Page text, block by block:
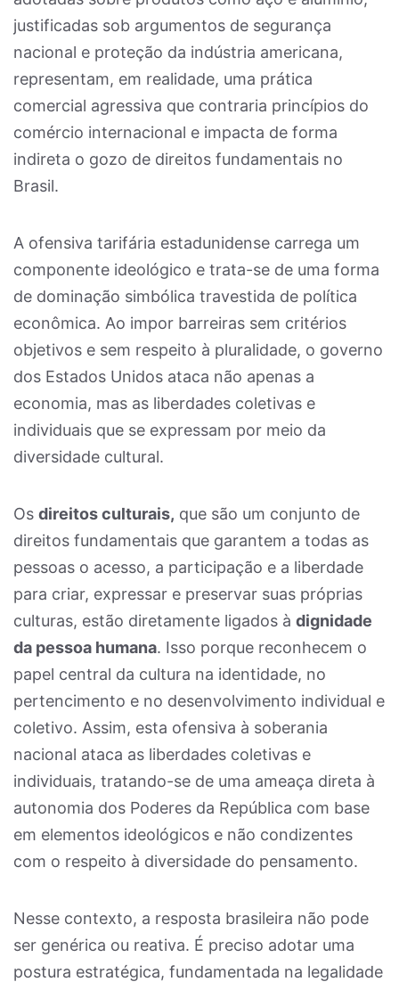
justificadas sob argumentos de segurança
nacional e proteção da indústria americana,
representam, em realidade, uma prática
comercial agressiva que contraria princípios do
comércio internacional e impacta de forma
indireta o gozo de direitos fundamentais no
Brasil.
A ofensiva tarifária estadunidense carrega um
componente ideológico e trata-se de uma forma
de dominação simbólica travestida de política
econômica. Ao impor barreiras sem critérios
objetivos e sem respeito à pluralidade, o governo
dos Estados Unidos ataca não apenas a
economia, mas as liberdades coletivas e
individuais que se expressam por meio da
diversidade cultural.
Os direitos culturais, que são um conjunto de
direitos fundamentais que garantem a todas as
pessoas o acesso, a participação e a liberdade
para criar, expressar e preservar suas próprias
culturas, estão diretamente ligados à dignidade
da pessoa humana. Isso porque reconhecem o
papel central da cultura na identidade, no
pertencimento e no desenvolvimento individual e
coletivo. Assim, esta ofensiva à soberania
nacional ataca as liberdades coletivas e
individuais, tratando-se de uma ameaça direta à
autonomia dos Poderes da República com base
em elementos ideológicos e não condizentes
com o respeito à diversidade do pensamento.
Nesse contexto, a resposta brasileira não pode
ser genérica ou reativa. É preciso adotar uma
postura estratégica, fundamentada na legalidade